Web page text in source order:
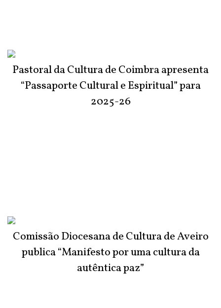
Pastoral da Cultura de Coimbra apresenta
“Passaporte Cultural e Espiritual” para
2025-26
Comissão Diocesana de Cultura de Aveiro
publica “Manifesto por uma cultura da
autêntica paz”